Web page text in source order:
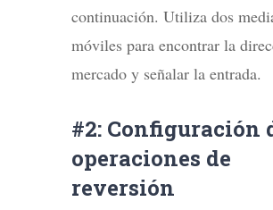
continuación. Utiliza dos
móviles para encontrar la
mercado y señalar la entrada.
#2: Configuración
operaciones de
reversión